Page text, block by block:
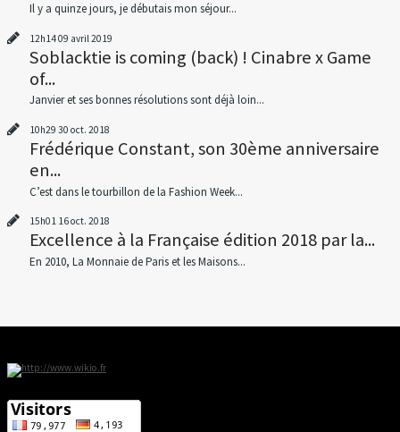
Il y a quinze jours, je débutais mon séjour...
12h1409 avril 2019
Soblacktie is coming (back) ! Cinabre x Game
of...
Janvier et ses bonnes résolutions sont déjà loin...
10h29 30 oct. 2018
Frédérique Constant, son 30ème anniversaire
en...
C’est dans le tourbillon de la Fashion Week...
15h01 16oct. 2018
Excellence à la Française édition 2018 par la...
En 2010, La Monnaie de Paris et les Maisons...